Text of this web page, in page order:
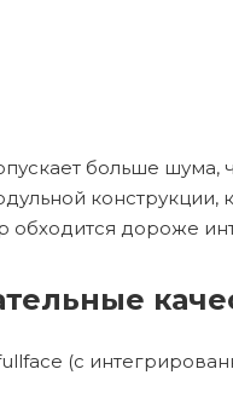
больше шума,
обходится дороже
(с